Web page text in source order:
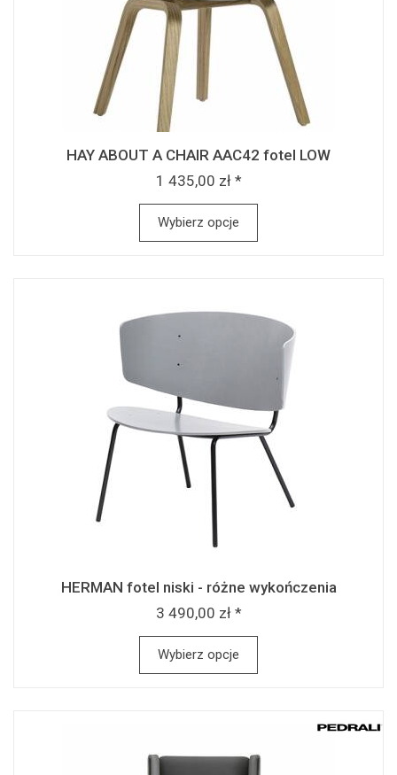
HAY ABOUT A CHAIR AAC42 fotel LOW
1 435,00 zł *
Wybierz opcje
HERMAN fotel niski - różne wykończenia
3 490,00 zł *
Wybierz opcje